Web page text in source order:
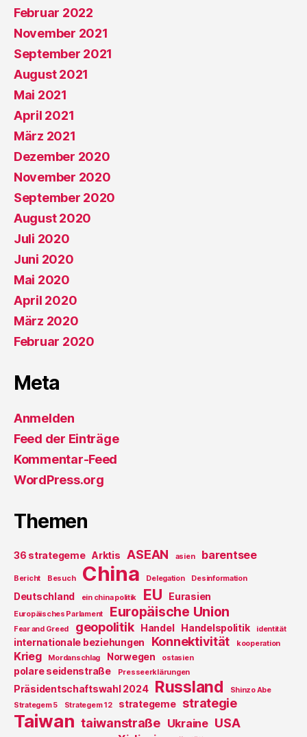
Februar 2022
November 2021
September 2021
August 2021
Mai 2021
April 2021
März 2021
Dezember 2020
November 2020
September 2020
August 2020
Juli 2020
Juni 2020
Mai 2020
April 2020
März 2020
Februar 2020
Meta
Anmelden
Feed der Einträge
Kommentar-Feed
WordPress.org
Themen
36 strategeme Arktis ASEAN asien barentsee
Bericht Besuch China Delegation Desinformation
Deutschland ein china politik EU Eurasien
Europäisches Parlament Europäische Union
Fear and Greed geopolitik Handel Handelspolitik identität
internationale beziehungen Konnektivität kooperation
Krieg Mordanschlag Norwegen ostasien
polare seidenstraße Presseerklärungen
Präsidentschaftswahl 2024 Russland
Shinzo Abe
Strategem 5
Strategem 12 strategeme strategie
Taiwan taiwanstraße Ukraine USA